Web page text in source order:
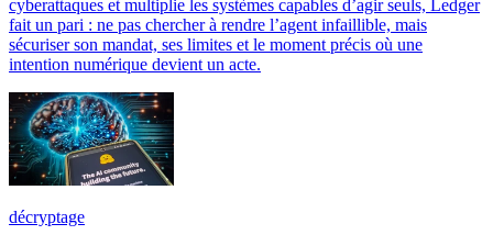
cyberattaques et multiplie les systèmes capables d’agir seuls, Ledger
fait un pari : ne pas chercher à rendre l’agent infaillible, mais
sécuriser son mandat, ses limites et le moment précis où une
intention numérique devient un acte.
décryptage